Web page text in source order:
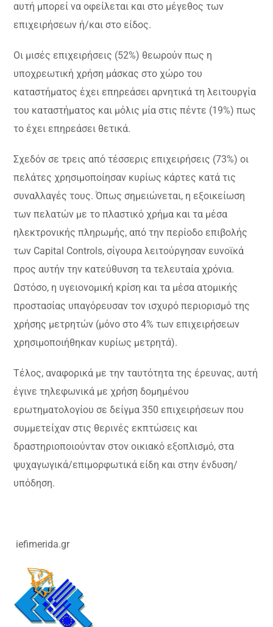
αυτή μπορεί να οφείλεται και στο μέγεθος των
επιχειρήσεων ή/και στο είδος.
Οι μισές επιχειρήσεις (52%) θεωρούν πως η
υποχρεωτική χρήση μάσκας στο χώρο του
καταστήματος έχει επηρεάσει αρνητικά τη λειτουργία
του καταστήματος και μόλις μία στις πέντε (19%) πως
το έχει επηρεάσει θετικά.
Σχεδόν σε τρεις από τέσσερις επιχειρήσεις (73%) οι
πελάτες χρησιμοποίησαν κυρίως κάρτες κατά τις
συναλλαγές τους. Όπως σημειώνεται, η εξοικείωση
των πελατών με το πλαστικό χρήμα και τα μέσα
ηλεκτρονικής πληρωμής, από την περίοδο επιβολής
των Capital Controls, σίγουρα λειτούργησαν ευνοϊκά
προς αυτήν την κατεύθυνση τα τελευταία χρόνια.
Ωστόσο, η υγειονομική κρίση και τα μέσα ατομικής
προστασίας υπαγόρευσαν τον ισχυρό περιορισμό της
χρήσης μετρητών (μόνο στο 4% των επιχειρήσεων
χρησιμοποιήθηκαν κυρίως μετρητά).
Τέλος, αναφορικά με την ταυτότητα της έρευνας, αυτή
έγινε τηλεφωνικά με χρήση δομημένου
ερωτηματολογίου σε δείγμα 350 επιχειρήσεων που
συμμετείχαν στις θερινές εκπτώσεις και
δραστηριοποιούνταν στον οικιακό εξοπλισμό, στα
ψυχαγωγικά/επιμορφωτικά είδη και στην ένδυση/
υπόδηση.
iefimerida.gr